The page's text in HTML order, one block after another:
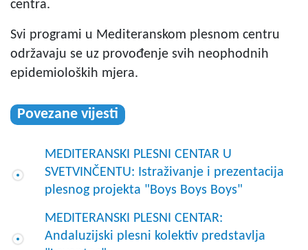
centra.
Svi programi u Mediteranskom plesnom centru
održavaju se uz provođenje svih neophodnih
epidemioloških mjera.
Povezane vijesti
MEDITERANSKI PLESNI CENTAR U
SVETVINČENTU: Istraživanje i prezentacija
plesnog projekta "Boys Boys Boys"
MEDITERANSKI PLESNI CENTAR:
Andaluzijski plesni kolektiv predstavlja